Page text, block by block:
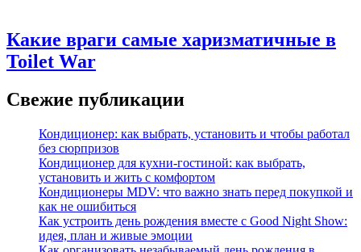
Какие враги самые харизматичные в
Toilet War
Свежие публикации
Кондиционер: как выбрать, установить и чтобы работал
без сюрпризов
Кондиционер для кухни‑гостиной: как выбрать,
установить и жить с комфортом
Кондиционеры MDV: что важно знать перед покупкой и
как не ошибиться
Как устроить день рождения вместе с Good Night Show:
идея, план и живые эмоции